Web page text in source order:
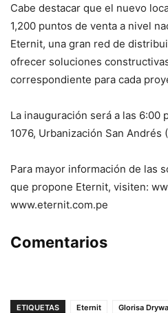
Cabe destacar que el nuevo
1,200 puntos de venta a nivel
Eternit, una gran red de
ofrecer soluciones
correspondiente para cada
La inauguración será a las 6:00
1076, Urbanización San Andrés
Para mayor información de las
que propone Eternit, visiten:
www.eternit.com.pe
Comentarios
ETIQUETAS Eternit Glorisa